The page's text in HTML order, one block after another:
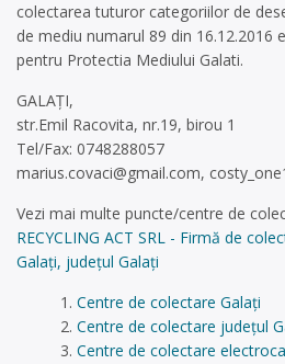
colectarea tuturor categoriilor de
de mediu numarul 89 din 16.12.2016
pentru Protectia Mediului Galati.
GALAŢI,
str.Emil Racovita, nr.19, birou 1
Tel/Fax: 0748288057
marius.covaci@gmail.com,
Vezi mai multe puncte/centre de
RECYCLING ACT SRL - Firmă de
Galați, județul Galați
Centre de colectare Galați
Centre de colectare județul
Centre de colectare